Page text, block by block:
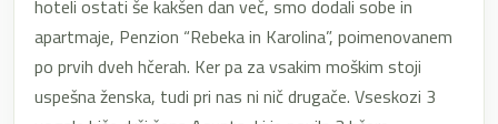
hoteli ostati še kakšen dan več, smo dodali sobe in
apartmaje, Penzion “Rebeka in Karolina”, poimenovanem
po prvih dveh hčerah. Ker pa za vsakim moškim stoji
uspešna ženska, tudi pri nas ni nič drugače. Vseskozi 3